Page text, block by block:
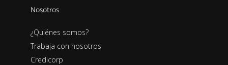
Nosotros
¿Quiénes somos?
Trabaja con nosotros
Credicorp